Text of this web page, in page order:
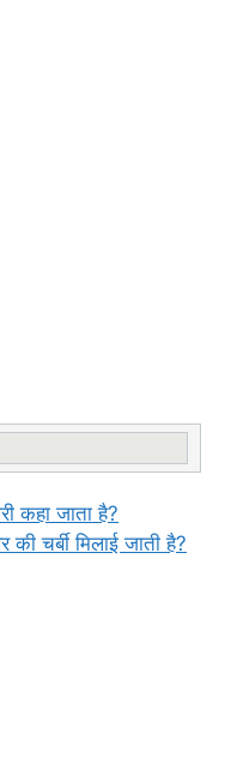
कहा जाता है?
चर्बी मिलाई जाती है?